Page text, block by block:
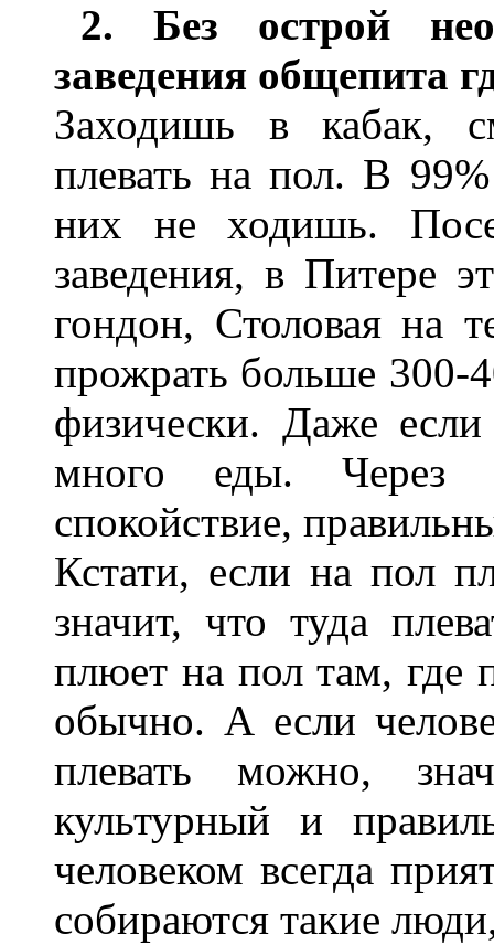
2. Без острой
заведения общепита
Заходишь в кабак,
плевать на пол. В
них не ходишь.
заведения, в Питере
гондон, Столовая на
прожрать больше 300-
физически. Даже
много еды. Через
спокойствие,
Кстати, если на пол
значит, что туда
плюет на пол там, где
обычно. А если
плевать можно,
культурный и
человеком всегда
собираются такие